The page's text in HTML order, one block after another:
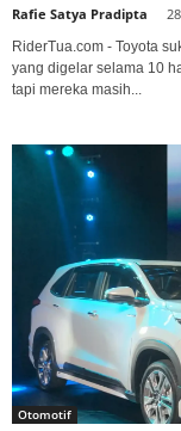
Rafie Satya Pradipta
RiderTua.com - Toyota
yang digelar selama 10
tapi mereka masih...
Otomotif